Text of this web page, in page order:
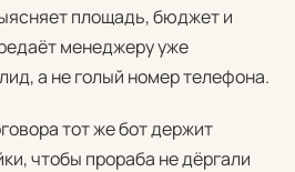
площадь, бюджет и
менеджеру уже
а не голый номер телефона.
тот же бот держит
чтобы прораба не дёргали